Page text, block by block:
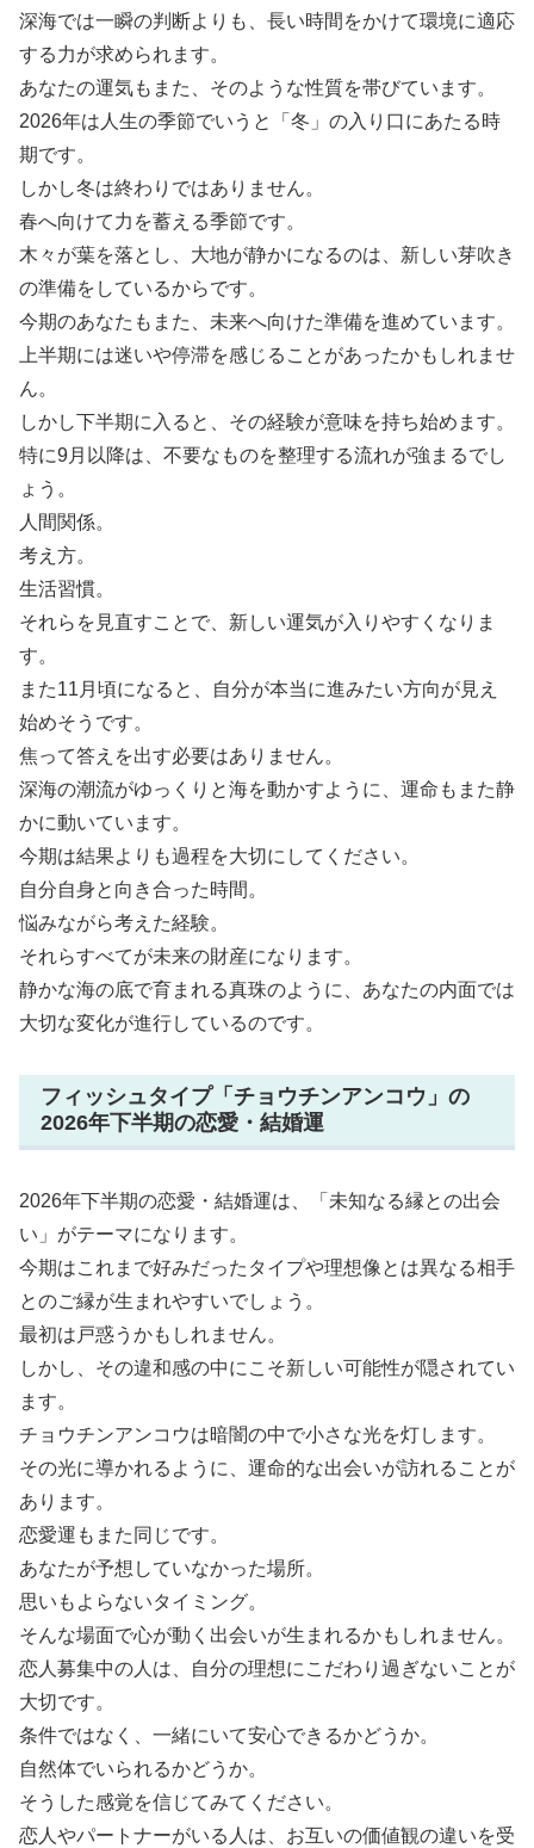
深海では一瞬の判断よりも、長い時間をかけて環境に適応
する力が求められます。
あなたの運気もまた、そのような性質を帯びています。
2026年は人生の季節でいうと「冬」の入り口にあたる時
期です。
しかし冬は終わりではありません。
春へ向けて力を蓄える季節です。
木々が葉を落とし、大地が静かになるのは、新しい芽吹き
の準備をしているからです。
今期のあなたもまた、未来へ向けた準備を進めています。
上半期には迷いや停滞を感じることがあったかもしれませ
ん。
しかし下半期に入ると、その経験が意味を持ち始めます。
特に9月以降は、不要なものを整理する流れが強まるでし
ょう。
人間関係。
考え方。
生活習慣。
それらを見直すことで、新しい運気が入りやすくなりま
す。
また11月頃になると、自分が本当に進みたい方向が見え
始めそうです。
焦って答えを出す必要はありません。
深海の潮流がゆっくりと海を動かすように、運命もまた静
かに動いています。
今期は結果よりも過程を大切にしてください。
自分自身と向き合った時間。
悩みながら考えた経験。
それらすべてが未来の財産になります。
静かな海の底で育まれる真珠のように、あなたの内面では
大切な変化が進行しているのです。
フィッシュタイプ「チョウチンアンコウ」の
2026年下半期の恋愛・結婚運
2026年下半期の恋愛・結婚運は、「未知なる縁との出会
い」がテーマになります。
今期はこれまで好みだったタイプや理想像とは異なる相手
とのご縁が生まれやすいでしょう。
最初は戸惑うかもしれません。
しかし、その違和感の中にこそ新しい可能性が隠されてい
ます。
チョウチンアンコウは暗闇の中で小さな光を灯します。
その光に導かれるように、運命的な出会いが訪れることが
あります。
恋愛運もまた同じです。
あなたが予想していなかった場所。
思いもよらないタイミング。
そんな場面で心が動く出会いが生まれるかもしれません。
恋人募集中の人は、自分の理想にこだわり過ぎないことが
大切です。
条件ではなく、一緒にいて安心できるかどうか。
自然体でいられるかどうか。
そうした感覚を信じてみてください。
恋人やパートナーがいる人は、お互いの価値観の違いを受